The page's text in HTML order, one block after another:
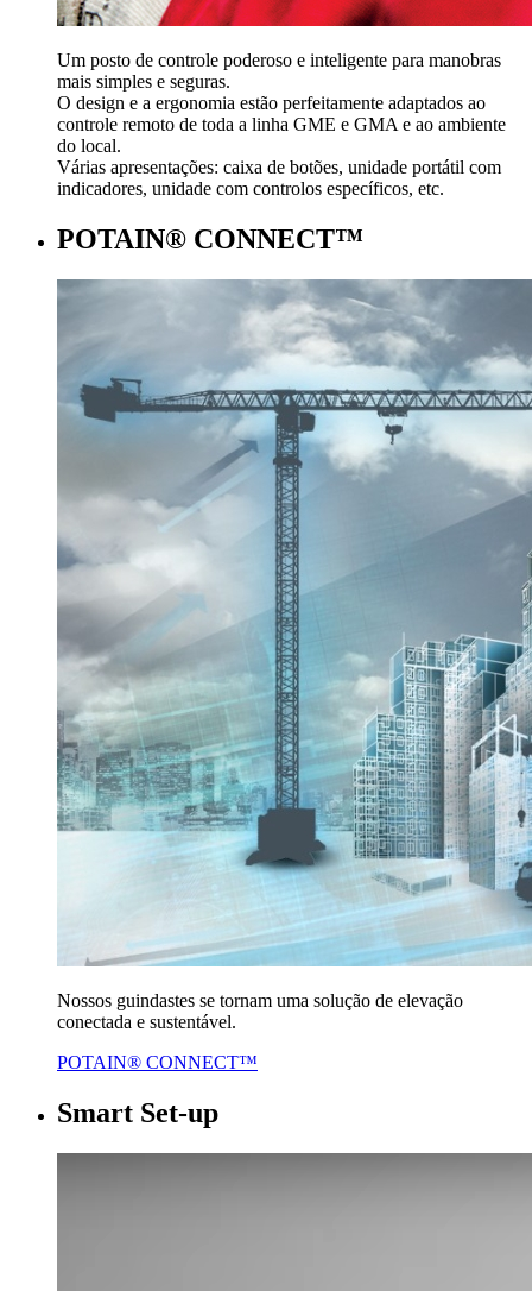
Um posto de controle poderoso e inteligente para manobras
mais simples e seguras.
O design e a ergonomia estão perfeitamente adaptados ao
controle remoto de toda a linha GME e GMA e ao ambiente
do local.
Várias apresentações: caixa de botões, unidade portátil com
indicadores, unidade com controlos específicos, etc.
POTAIN® CONNECT™
Nossos guindastes se tornam uma solução de elevação
conectada e sustentável.
POTAIN® CONNECT™
Smart Set-up